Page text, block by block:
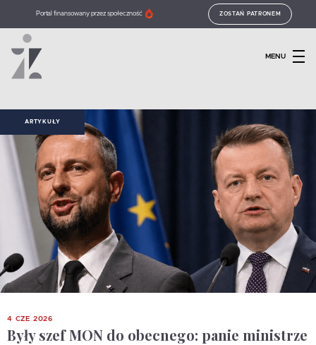
Portal finansowany przez społeczność ZOSTAŃ PATRONEM
MENU
ARTYKUŁY
4 CZE 2026
Były szef MON do obecnego: panie ministrze